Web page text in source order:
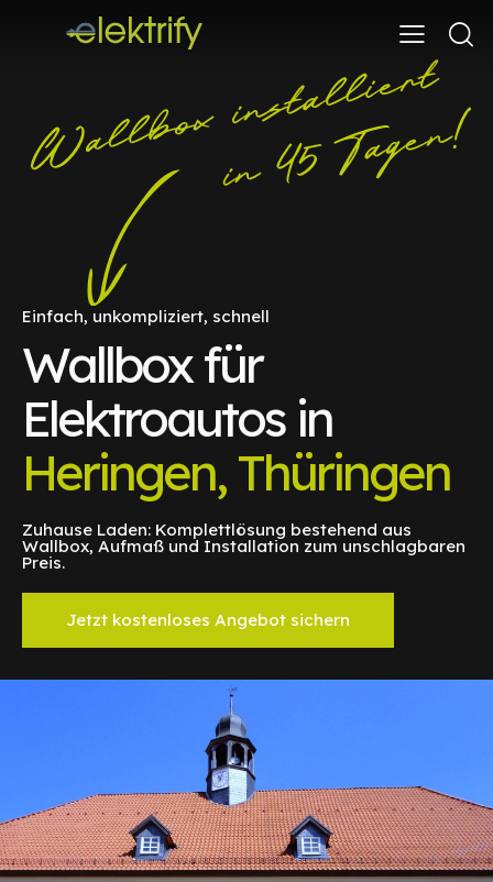
Einfach, unkompliziert, schnell
Wallbox für
Elektroautos in
Heringen, Thüringen
Zuhause Laden: Komplettlösung bestehend aus
Wallbox, Aufmaß und Installation zum unschlagbaren
Preis.
Jetzt kostenloses Angebot sichern